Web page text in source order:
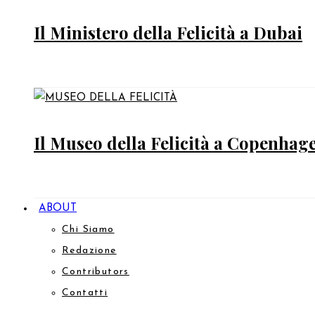
Il Ministero della Felicità a Dubai
Il Museo della Felicità a
ABOUT
Chi Siamo
Redazione
Contributors
Contatti